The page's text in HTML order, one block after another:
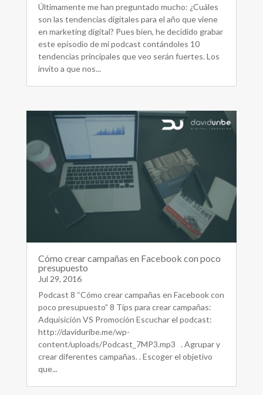
Últimamente me han preguntado mucho: ¿Cuáles
son las tendencias digitales para el año que viene
en marketing digital? Pues bien, he decidido grabar
este episodio de mi podcast contándoles 10
tendencias principales que veo serán fuertes. Los
invito a que nos...
Cómo crear campañas en Facebook con poco
presupuesto
Jul 29, 2016
Podcast 8 “Cómo crear campañas en Facebook con
poco presupuesto” 8 Tips para crear campañas:
Adquisición VS Promoción Escuchar el podcast:
http://daviduribe.me/wp-
content/uploads/Podcast_7MP3.mp3 . Agrupar y
crear diferentes campañas. . Escoger el objetivo
que...